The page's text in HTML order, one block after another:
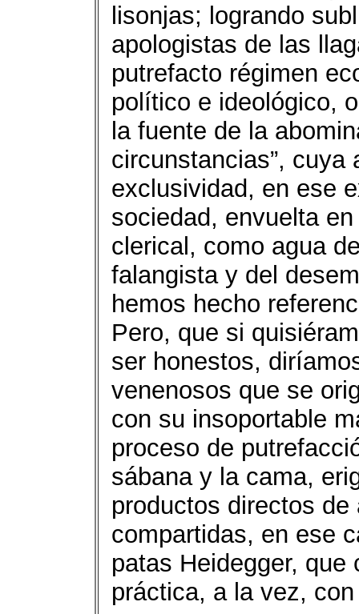
lisonjas; logrando
apologistas de las
putrefacto régimen
político e ideológico,
la fuente de la
circunstancias”,
exclusividad, en ese
sociedad, envuelta
clerical, como agua
falangista y del
hemos hecho
Pero, que si
ser honestos,
venenosos que se
con su insoportable
proceso de
sábana y la cama,
productos directos
compartidas, en ese
patas Heidegger,
práctica, a la vez,